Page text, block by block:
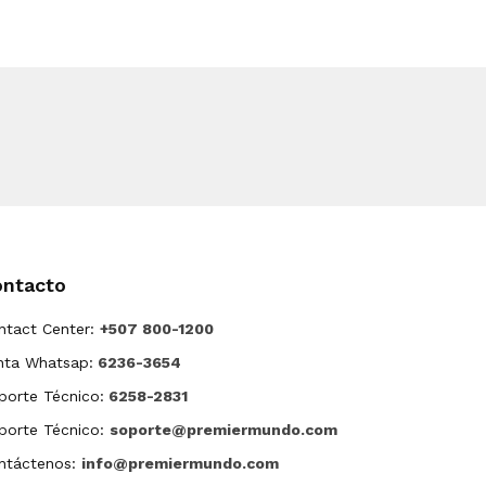
Center: +507 800-1200
Whatsap: 6236-3654
Técnico: 6258-2831
Técnico: soporte@premiermundo.com
info@premiermundo.com